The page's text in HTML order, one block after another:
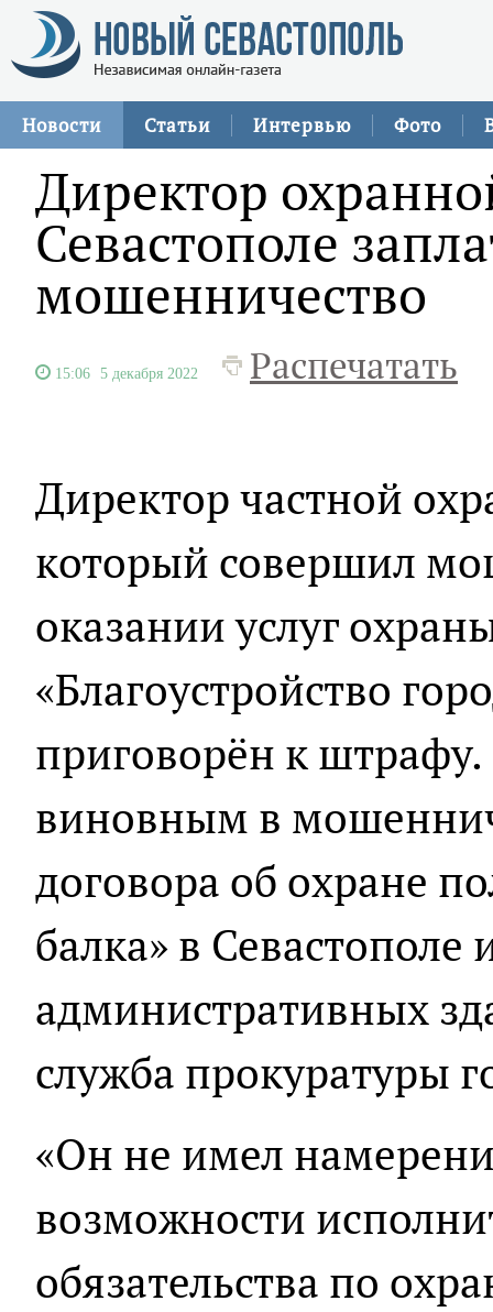
Новости Статьи Интервью Фото
Директор
Севастополе
мошенничество
15:06 5 декабря 2022 Распечатать
Директор частной
который совершил
оказании услуг
«Благоустройство
приговорён к штрафу.
виновным в
договора об охране
балка» в Севастополе
административных
служба прокуратуры
«Он не имел
возможности
обязательства по